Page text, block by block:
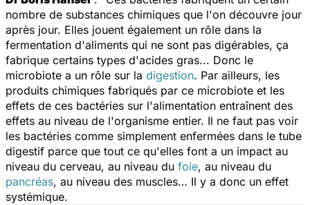
nombre de substances chimiques que l'on découvre jour
après jour. Elles jouent également un rôle dans la
fermentation d'aliments qui ne sont pas digérables, ça
fabrique certains types d'acides gras... Donc le
microbiote a un rôle sur la digestion. Par ailleurs, les
produits chimiques fabriqués par ce microbiote et les
effets de ces bactéries sur l'alimentation entraînent des
effets au niveau de l'organisme entier. Il ne faut pas voir
les bactéries comme simplement enfermées dans le tube
digestif parce que tout ce qu'elles font a un impact au
niveau du cerveau, au niveau du foie, au niveau du
pancréas, au niveau des muscles… Il y a donc un effet
systémique.